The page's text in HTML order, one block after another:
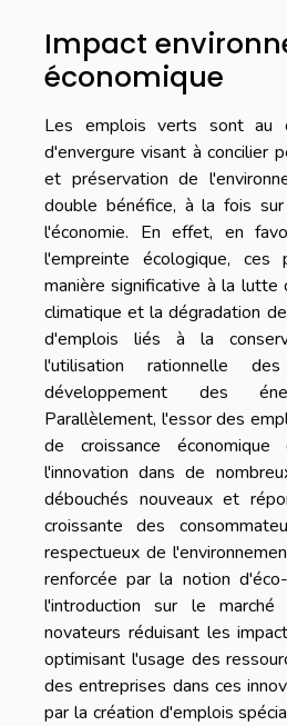
Impact
économique
Les emplois verts sont au
d'envergure visant à concilier
et préservation de
double bénéfice, à la fois
l'économie. En effet, en
l'empreinte écologique, ces
manière significative à la lutte
climatique et la dégradation
d'emplois liés à la
l'utilisation rationnelle
développement des
Parallèlement, l'essor des
de croissance
l'innovation dans de
débouchés nouveaux et
croissante des
respectueux de
renforcée par la notion
l'introduction sur le
novateurs réduisant les
optimisant l'usage des
des entreprises dans ces
par la création d'emplois